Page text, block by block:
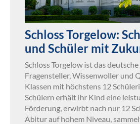
Schloss Torgelow:
und Schüler mit
Schloss Torgelow ist das
Fragensteller, Wissenwoller und
Klassen mit höchstens 12
Schülern erhält ihr Kind eine
Förderung, erwirbt nach nur 12
Abitur auf hohem Niveau,